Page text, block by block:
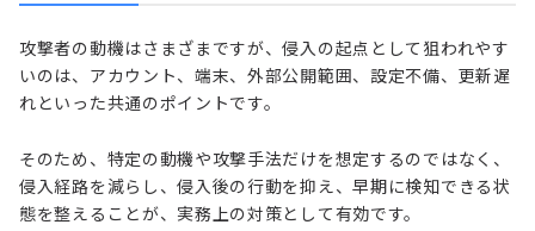
攻撃者の動機はさまざまですが、侵入の起点として狙われやす
いのは、アカウント、端末、外部公開範囲、設定不備、更新遅
れといった共通のポイントです。
そのため、特定の動機や攻撃手法だけを想定するのではなく、
侵入経路を減らし、侵入後の行動を抑え、早期に検知できる状
態を整えることが、実務上の対策として有効です。